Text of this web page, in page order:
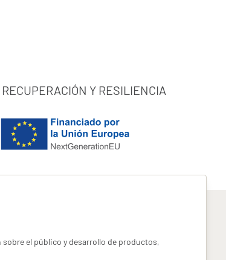
Y RESILIENCIA
el público y desarrollo de productos,